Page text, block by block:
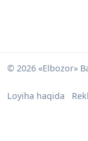
© 2026 «Elbozor»
Loyiha haqida